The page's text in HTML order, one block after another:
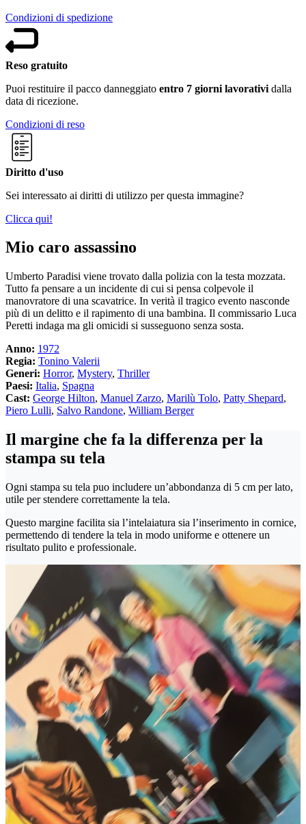
Condizioni di spedizione
Reso gratuito
Puoi restituire il pacco danneggiato entro 7 giorni lavorativi dalla
data di ricezione.
Condizioni di reso
Diritto d'uso
Sei interessato ai diritti di utilizzo per questa immagine?
Clicca qui!
Mio caro assassino
Umberto Paradisi viene trovato dalla polizia con la testa mozzata.
Tutto fa pensare a un incidente di cui si pensa colpevole il
manovratore di una scavatrice. In verità il tragico evento nasconde
più di un delitto e il rapimento di una bambina. Il commissario Luca
Peretti indaga ma gli omicidi si susseguono senza sosta.
Anno: 1972
Regia: Tonino Valerii
Generi: Horror, Mystery, Thriller
Paesi: Italia, Spagna
Cast: George Hilton, Manuel Zarzo, Marilù Tolo, Patty Shepard,
Piero Lulli, Salvo Randone, William Berger
Il margine che fa la differenza per la
stampa su tela
Ogni stampa su tela puo includere un’abbondanza di 5 cm per lato,
utile per stendere correttamente la tela.
Questo margine facilita sia l’intelaiatura sia l’inserimento in cornice,
permettendo di tendere la tela in modo uniforme e ottenere un
risultato pulito e professionale.